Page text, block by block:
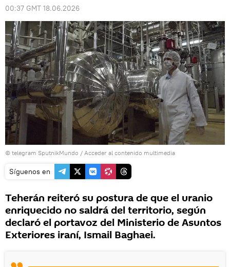
00:37 GMT 18.06.2026
© telegram SputnikMundo / Acceder al contenido multimedia
Síguenos en
Teherán reiteró su postura de que el uranio
enriquecido no saldrá del territorio, según
declaró el portavoz del Ministerio de Asuntos
Exteriores iraní, Ismail Baghaei.